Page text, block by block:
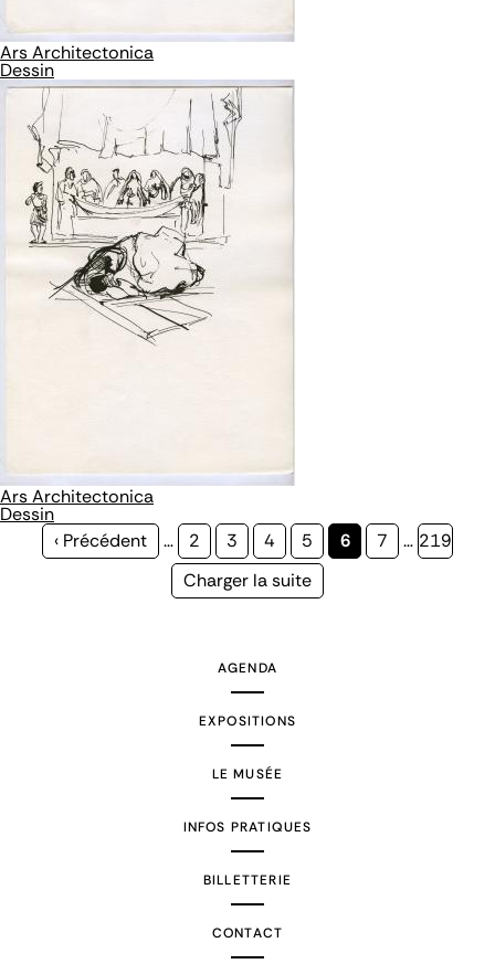
Ars Architectonica
Dessin
Ars Architectonica
Dessin
Page
‹ Précédent … Page
2 Page
3 Page
4 Page
5
Page
6 Page
7 … Page
219
Page
Charger la suite
AGENDA
EXPOSITIONS
LE MUSÉE
INFOS PRATIQUES
BILLETTERIE
CONTACT